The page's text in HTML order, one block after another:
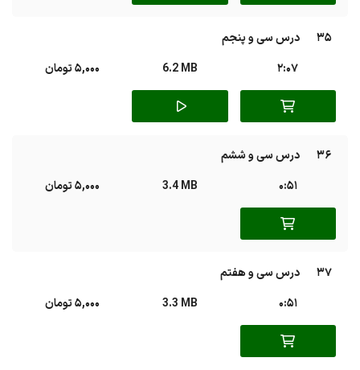
35
درس سی‌ و پنجم
2:07
6.2 MB 5,000 تومان
36
درس سی‌ و ششم
0:51
3.4 MB 5,000 تومان
37
درس سی‌ و هفتم
0:51
3.3 MB 5,000 تومان